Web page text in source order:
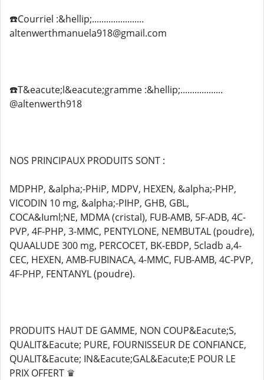
☎️Courriel :&hellip;......................
altenwerthmanuela918@gmail.com
☎️T&eacute;l&eacute;gramme :&hellip;..................
@altenwerth918
NOS PRINCIPAUX PRODUITS SONT :
MDPHP, &alpha;-PHiP, MDPV, HEXEN, &alpha;-PHP,
VICODIN 10 mg, &alpha;-PIHP, GHB, GBL,
COCA&Iuml;NE, MDMA (cristal), FUB-AMB, 5F-ADB, 4C-
PVP, 4F-PHP, 3-MMC, PENTYLONE, NEMBUTAL (poudre),
QUAALUDE 300 mg, PERCOCET, BK-EBDP, 5cladb a,4-
CEC, HEXEN, AMB-FUBINACA, 4-MMC, FUB-AMB, 4C-PVP,
4F-PHP, FENTANYL (poudre).
PRODUITS HAUT DE GAMME, NON COUP&Eacute;S,
QUALIT&Eacute; PURE, FOURNISSEUR DE CONFIANCE,
QUALIT&Eacute; IN&Eacute;GAL&Eacute;E POUR LE
PRIX OFFERT ♛